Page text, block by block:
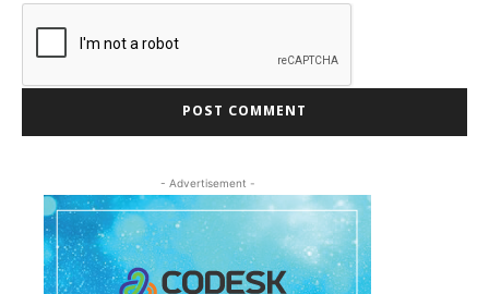
- Advertisement -